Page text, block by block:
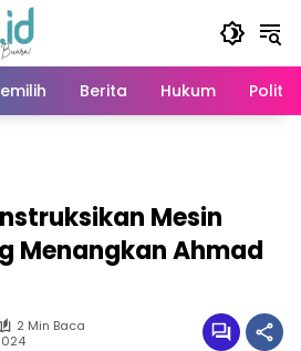
Berita Hukum Politik
Mesin
Menangkan Ahmad
2 Min Baca